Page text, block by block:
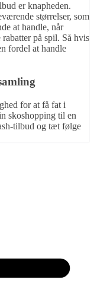
er knapheden.
størrelser, som
at handle, når
på spil. Så hvis
fordel at handle
for at få fat i
skoshopping til en
tilbud og tæt følge